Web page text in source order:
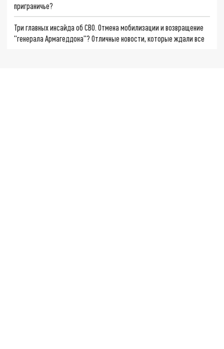
приграничье?
Три главных инсайда об СВО. Отмена мобилизации и возвращение
"генерала Армагеддона"? Отличные новости, которые ждали все